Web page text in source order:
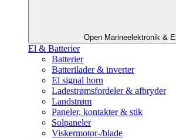
Open Marineelektronik & El
El & Batterier
Batterier
Batterilader & inverter
El signal horn
Ladestrømsfordeler & afbryder
Landstrøm
Paneler, kontakter & stik
Solpaneler
Viskermotor-/blade